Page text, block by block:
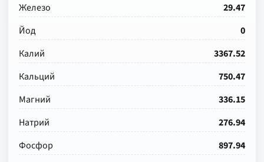
Железо
29.47
Йод
0
Калий
3367.52
Кальций
750.47
Магний
336.15
Натрий
276.94
Фосфор
897.94